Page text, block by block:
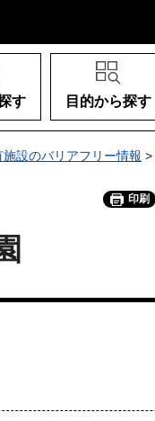
す 目的から探す
施設のバリアフリー情報 >
印刷